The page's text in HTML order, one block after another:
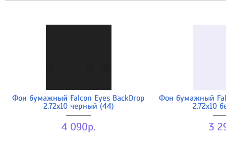
Фон бумажный Falcon Eyes BackDrop
2.72x10 черный (44)
4 090р.
Фон бумажный
2.72x10
3